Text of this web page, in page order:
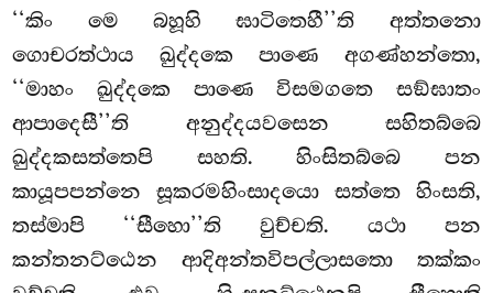
‘‘කිං මෙ බහූහි ඝාටිතෙහී’’ති අත්තනො
ගොචරත්ථාය ඛුද්දකෙ පාණෙ අගණ්හන්තො,
‘‘මාහං ඛුද්දකෙ පාණෙ විසමගතෙ සඞ්ඝාතං
ආපාදෙසී’’ති අනුද්දයවසෙන සහිතබ්බෙ
ඛුද්දකසත්තෙපි සහති. හිංසිතබ්බෙ පන
කායූපපන්නෙ සූකරමහිංසාදයො සත්තෙ හිංසති,
තස්මාපි ‘‘සීහො’’ති වුච්චති. යථා පන
කන්තනට්ඨෙන ආදිඅන්තවිපල්ලාසතො තක්කං